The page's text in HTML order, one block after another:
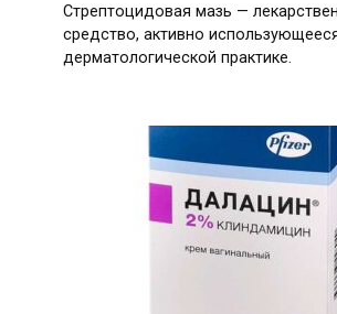
Стрептоцидовая мазь —
средство, активно
дерматологической практике.